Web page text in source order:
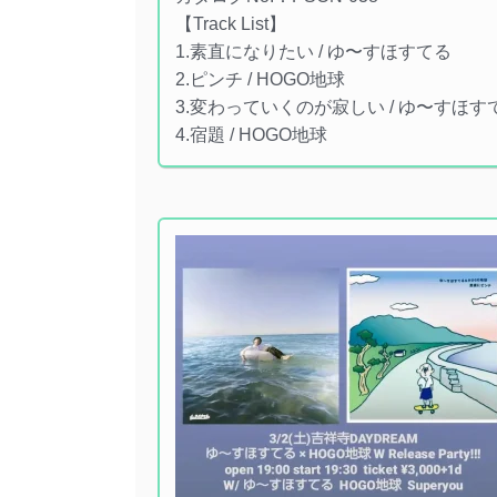
【Track List】
1.素直になりたい / ゆ〜すほすてる
2.ピンチ / HOGO地球
3.変わっていくのが寂しい / ゆ〜すほす
4.宿題 / HOGO地球